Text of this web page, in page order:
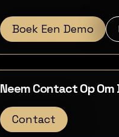
Boek Een Demo
Neem Contact Op
Contact